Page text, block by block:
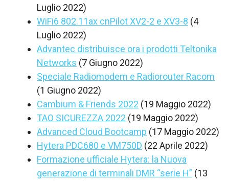
Luglio 2022)
WiFi6 802.11ax cnPilot XV2-2 e XV3-8 (4
Luglio 2022)
Advantec distribuisce ora i prodotti Teltonika
Networks (7 Giugno 2022)
Speciale Radiomodem e Radiorouter Racom
(1 Giugno 2022)
Cambium & Friends 2022 (19 Maggio 2022)
TAO SICUREZZA 2022 (19 Maggio 2022)
Advanced Cloud Bootcamp (17 Maggio 2022)
Hytera PDC680 e VM750D (22 Aprile 2022)
Formazione ufficiale Hytera: la Nuova
generazione di terminali DMR “serie H” (13